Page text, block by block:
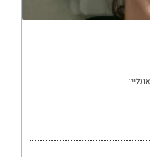
אונליין